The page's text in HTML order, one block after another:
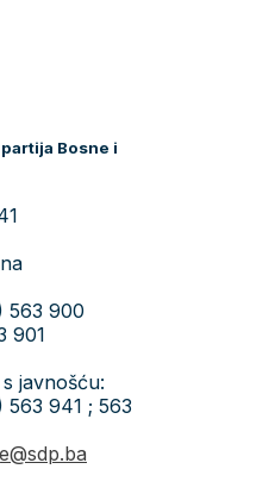
Bosne i
563 900
901
javnošću:
563 941 ; 563